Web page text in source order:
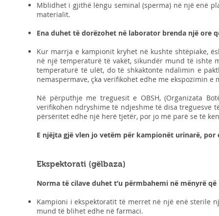
Mblidhet i gjithë lëngu seminal (sperma) në një enë
materialit.
Ena duhet të dorëzohet në laborator brenda një ore
Kur marrja e kampionit kryhet në kushte shtëpiake,
në një temperaturë të vakët, sikundër mund të ishte
temperaturë të ulët, do të shkaktonte ndalimin e
nemaspermave, çka verifikohet edhe me ekspozimin
Në përputhje me treguesit e OBSH, (Organizata
verifikohen ndryshime të ndjeshme të disa treguesve
përsëritet edhe një herë tjetër, por jo më parë se të
E njëjta gjë vlen jo vetëm për kampionët urinarë,
Ekspektorati (gëlbaza)
Norma të cilave duhet t’u përmbahemi në mënyrë
Kampioni i ekspektoratit të merret në një enë sterile
mund të blihet edhe në farmaci.